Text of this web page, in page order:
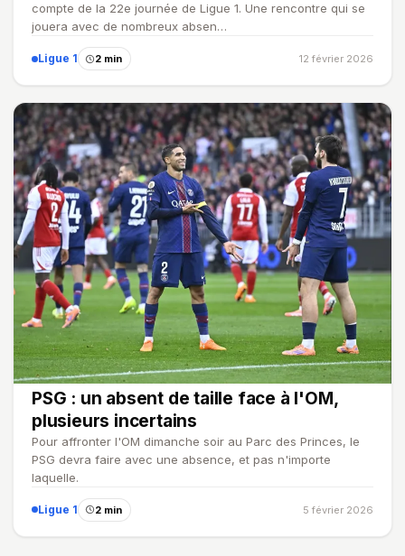
compte de la 22e journée de Ligue 1. Une rencontre qui se
jouera avec de nombreux absen…
Ligue 1 2 min 12 février 2026
PSG : un absent de taille face à l'OM,
plusieurs incertains
Pour affronter l'OM dimanche soir au Parc des Princes, le
PSG devra faire avec une absence, et pas n'importe
laquelle.
Ligue 1 2 min 5 février 2026